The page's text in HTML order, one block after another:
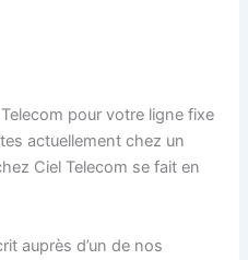
pour votre ligne fixe
actuellement chez un
Ciel Telecom se fait en
auprès d’un de nos